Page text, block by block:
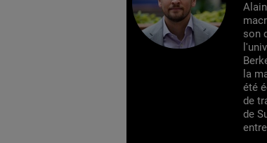
son
la
été
de
de